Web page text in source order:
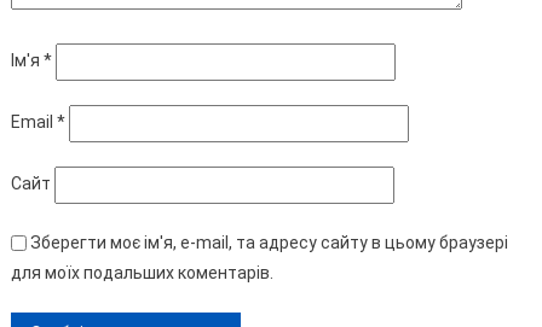
Ім'я *
Email *
Сайт
Зберегти моє ім'я, e-mail, та адресу сайту в цьому браузері
для моїх подальших коментарів.